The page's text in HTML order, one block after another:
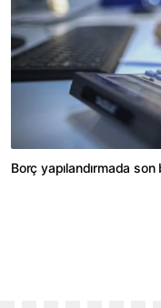
Borç yapılandırmada